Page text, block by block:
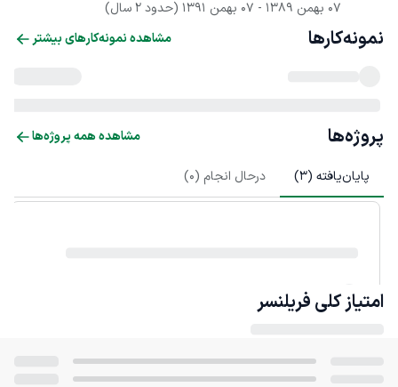
07 بهمن 1389
- 07 بهمن 1391 (حدود 2 سال)
نمونه‌کارها مشاهده نمونه‌کارهای بیشتر
پروژه‌ها مشاهده همه پروژه‌ها
پایان‌یافته (3
) درحال انجام (0
)
امتیاز کلی فریلنسر